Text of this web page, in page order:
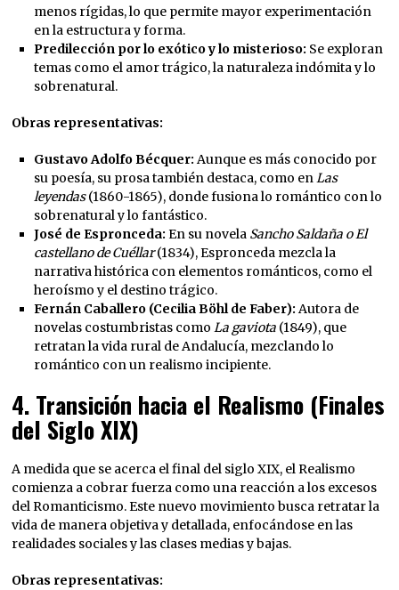
menos rígidas, lo que permite mayor experimentación
en la estructura y forma.
Predilección por lo exótico y lo misterioso: Se exploran
temas como el amor trágico, la naturaleza indómita y lo
sobrenatural.
Obras representativas:
Gustavo Adolfo Bécquer: Aunque es más conocido por
su poesía, su prosa también destaca, como enLas
leyendas(1860-1865), donde fusiona lo romántico con lo
sobrenatural y lo fantástico.
José de Espronceda: En su novela Sancho Saldaña o El
castellano de Cuéllar(1834), Espronceda mezcla la
narrativa histórica con elementos románticos, como el
heroísmo y el destino trágico.
Fernán Caballero (Cecilia Böhl de Faber): Autora de
novelas costumbristas como La gaviota(1849), que
retratan la vida rural de Andalucía, mezclando lo
romántico con un realismo incipiente.
4. Transición hacia el Realismo (Finales
del Siglo XIX)
A medida que se acerca el final del siglo XIX, el Realismo
comienza a cobrar fuerza como una reacción a los excesos
del Romanticismo. Este nuevo movimiento busca retratar la
vida de manera objetiva y detallada, enfocándose en las
realidades sociales y las clases medias y bajas.
Obras representativas: